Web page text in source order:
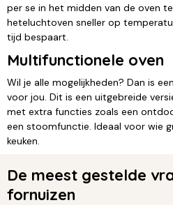
per se in het midden van de oven
heteluchtoven sneller op
tijd bespaart.
Multifunctionele oven
Wil je alle mogelijkheden? Dan is
voor jou. Dit is een uitgebreide
met extra functies zoals een
een stoomfunctie. Ideaal voor wie
keuken.
De meest gestelde
fornuizen